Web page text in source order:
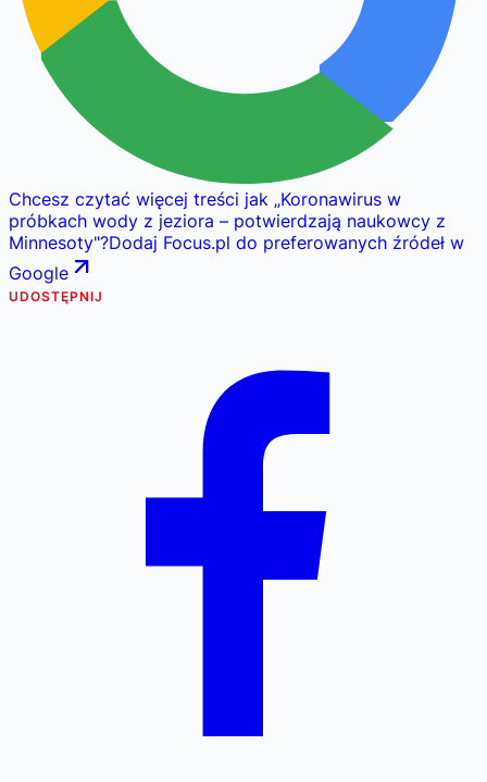
Chcesz czytać więcej treści jak „Koronawirus w
próbkach wody z jeziora – potwierdzają naukowcy z
Minnesoty"?Dodaj Focus.pl do preferowanych źródeł w
Google
UDOSTĘPNIJ